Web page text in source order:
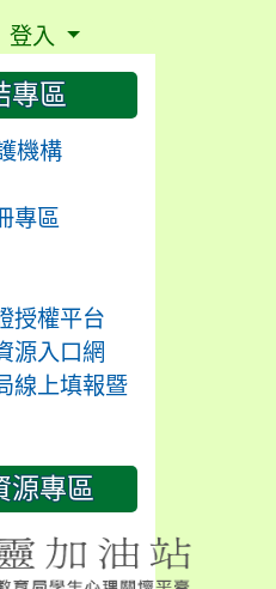
登入
專區
機構
專區
授權平台
源入口網
線上填報暨
源專區